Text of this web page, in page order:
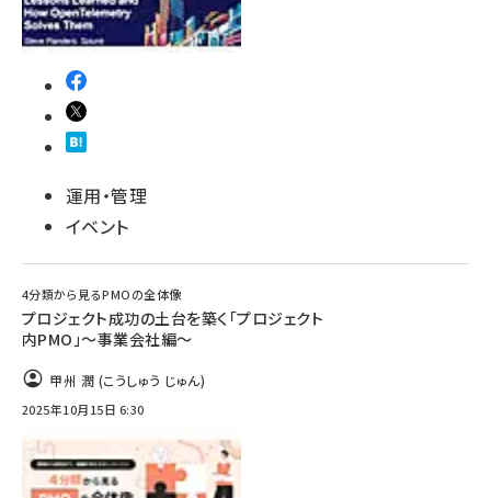
運用・管理
イベント
4分類から見るPMOの全体像
プロジェクト成功の土台を築く「プロジェクト
内PMO」〜事業会社編〜
甲州 潤 (こうしゅう じゅん)
2025年10月15日 6:30